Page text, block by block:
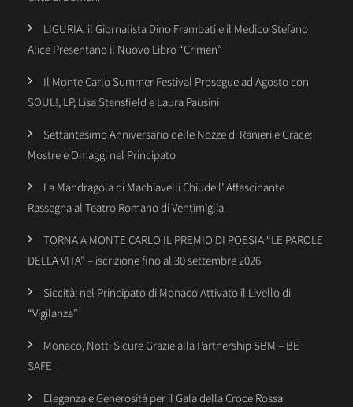
LIGURIA: il Giornalista Dino Frambati e il Medico Stefano
Alice Presentano il Nuovo Libro “Crimen”
Il Monte Carlo Summer Festival Prosegue ad Agosto con
SOUL!, LP, Lisa Stansfield e Laura Pausini
Settantesimo Anniversario delle Nozze di Ranieri e Grace:
Mostre e Omaggi nel Principato
La Mandragola di Machiavelli Chiude l’ Affascinante
Rassegna al Teatro Romano di Ventimiglia
TORNA A MONTE CARLO IL PREMIO DI POESIA “LE PAROLE
DELLA VITA” – iscrizione fino al 30 settembre 2026
Siccità: nel Principato di Monaco Attivato il Livello di
“Vigilanza”
Monaco, Notti Sicure Grazie alla Partnership SBM – BE
SAFE
Eleganza e Generosità per il Gala della Croce Rossa